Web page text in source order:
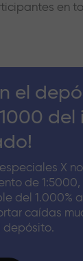
en
el
del
especiales X
de 1:5000,
del 1.000%
caídas
depósito.